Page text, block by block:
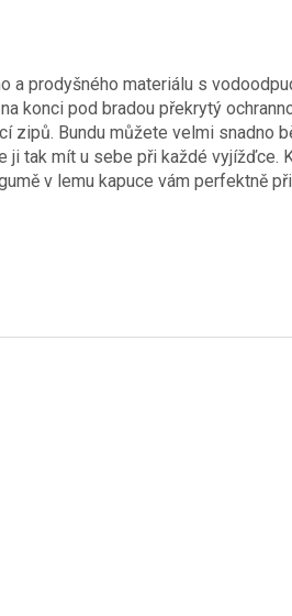
prodyšného materiálu s
konci pod bradou překrytý
Bundu můžete velmi snadno
ji tak mít u sebe při každé vyjížďce.
v lemu kapuce vám perfektně